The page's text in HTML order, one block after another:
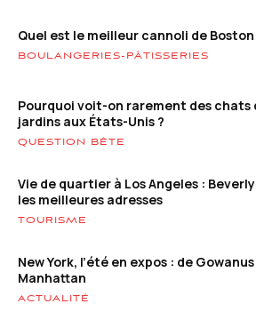
Quel est le meilleur cannoli de Boston
BOULANGERIES-PÂTISSERIES
Pourquoi voit-on rarement des chats
jardins aux États-Unis ?
QUESTION BÊTE
Vie de quartier à Los Angeles :
les meilleures adresses
TOURISME
New York, l’été en expos : de Gowanus
Manhattan
ACTUALITÉ